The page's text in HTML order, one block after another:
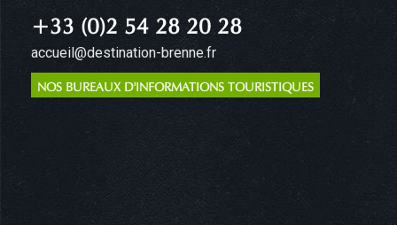
+33 (0)2 54 28 20 28
accueil@destination-brenne.fr
NOS BUREAUX D'INFORMATIONS TOURISTIQUES